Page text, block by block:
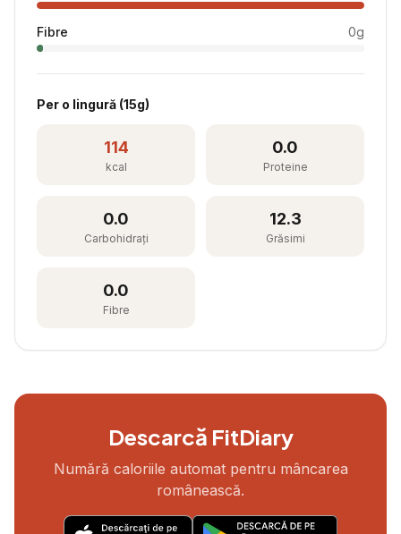
Fibre 0g
Per o lingură (15g)
114
kcal
0.0
Proteine
0.0
Carbohidrați
12.3
Grăsimi
0.0
Fibre
Descarcă FitDiary
Numără caloriile automat pentru mâncarea
românească.